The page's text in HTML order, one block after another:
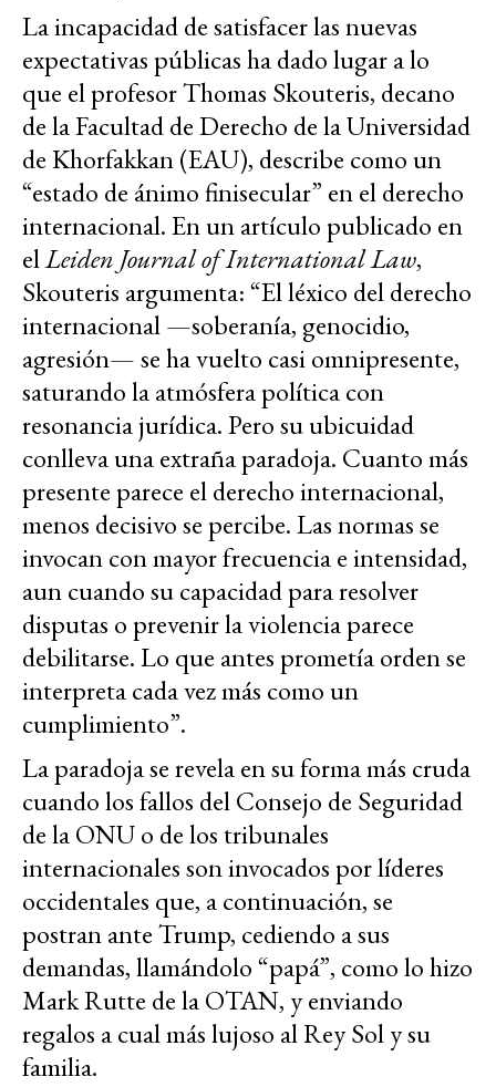
La incapacidad de satisfacer las nuevas
expectativas públicas ha dado lugar a lo
que el profesor Thomas Skouteris, decano
de la Facultad de Derecho de la Universidad
de Khorfakkan (EAU), describe como un
“estado de ánimo finisecular” en el derecho
internacional. En un artículo publicado en
elLeiden Journal of International Law,
Skouteris argumenta: “El léxico del derecho
internacional —soberanía, genocidio,
agresión— se ha vuelto casi omnipresente,
saturando la atmósfera política con
resonancia jurídica. Pero su ubicuidad
conlleva una extraña paradoja. Cuanto más
presente parece el derecho internacional,
menos decisivo se percibe. Las normas se
invocan con mayor frecuencia e intensidad,
aun cuando su capacidad para resolver
disputas o prevenir la violencia parece
debilitarse. Lo que antes prometía orden se
interpreta cada vez más como un
cumplimiento”.
La paradoja se revela en su forma más cruda
cuando los fallos del Consejo de Seguridad
de la ONU o de los tribunales
internacionales son invocados por líderes
occidentales que, a continuación, se
postran ante Trump, cediendo a sus
demandas, llamándolo “papá”, como lo hizo
Mark Rutte de la OTAN, y enviando
regalos a cual más lujoso al Rey Sol y su
familia.